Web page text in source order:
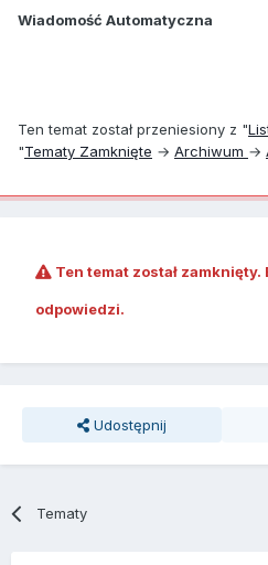
Wiadomość Automatyczna
Ten temat został przeniesiony z "
"Tematy Zamknięte → Archiwum →
Ten temat został
odpowiedzi.
Udostępnij
Tematy